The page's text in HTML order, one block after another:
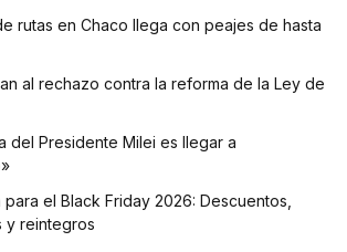
rutas en Chaco llega con peajes de hasta
al rechazo contra la reforma de la Ley de
del Presidente Milei es llegar a
el Black Friday 2026: Descuentos,
y reintegros